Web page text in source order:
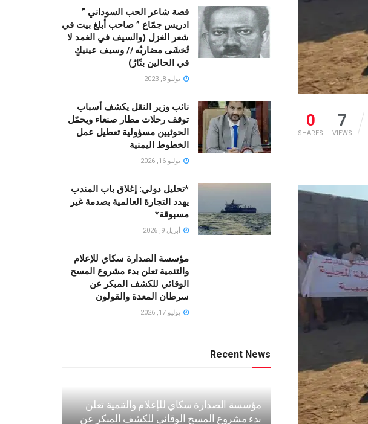
0
SHARES
7
VIEWS
قصة شاعر الحب السوداني ”
ادريس جمّاع ” صاحب أبلغ بيت في
شعر الغزل (وﺍﻟﺴﻴﻒ ﻓﻲ الغمد ﻻ
ﺗُﺨشَى مضاربُه // ﻭﺳﻴﻒ ﻋﻴﻨﻴﻚٍ
ﻓﻲ ﺍﻟﺤﺎﻟﻴﻦ ﺑﺘّﺎﺭُ)
يوليو 8, 2023
نائب وزير النقل يكشف أسباب
توقف رحلات مطار صنعاء ويحمّل
الحوثيين مسؤولية تعطيل عمل
الخطوط اليمنية
يوليو 16, 2026
*تحليل دولي: إغلاق باب المندب
يهدد التجارة العالمية بصدمة غير
مسبوقة*
أبريل 9, 2026
مؤسسة الصدارة سكاي للإعلام
والتنمية تعلن بدء مشروع المسح
الوقائي للكشف المبكر عن
سرطان المعدة والقولون
يوليو 17, 2026
Recent News
مؤسسة الصدارة سكاي للإعلام والتنمية تعلن
بدء مشروع المسح الوقائي للكشف المبكر عن